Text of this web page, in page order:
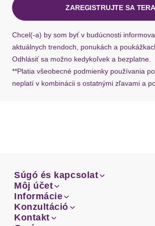
Art Push-up-Effekt mit
Art Push-up-Kissen
BH-Träger
Verschluss
Verschluss
ZAREGISTRUJTE SA
Chcel(-a) by som byť v budúcnosti
aktuálnych trendoch, ponukách a
Odhlásiť sa možno kedykoľvek a bezplatne.
**Platia všeobecné podmienky používania
neplatí v kombinácii s ostatnými zľavami a
Súgó és kapcsolat
Email
Facebook
Súgó és kapcsolat
Email
Môj účet
Prehľad objednávok
Môj účet
Prehľad objednávok
Informácie
Doprava
Informácie
Konzultáció
Sprievodca-veľkosťami
Konzultáció
Kontakt